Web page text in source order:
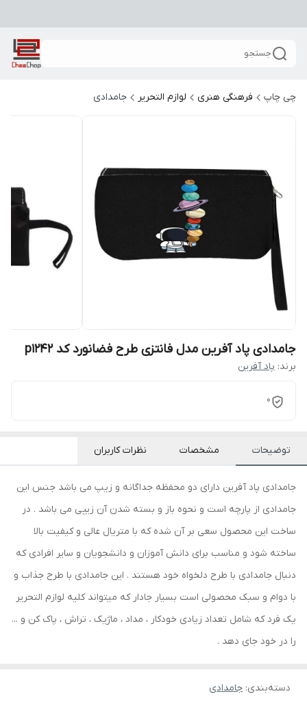
جستجو
چی چاپ فرهنگی هنری لوازم التحریر جامدادی
جامدادی پاد آفرین مدل فانتزی طرح فضانورد کد p1242
برند: پاد آفرین
0
توضیحات مشخصات نظرات کاربران
جامدادی پاد آفرین دارای دو محفظه جداگانه و زیپ می باشد جنس این
جامدادی از پارچه است و نحوه باز و بسته شدن آن زیپی می باشد . در
ساخت این محصول سعی بر آن شده که با متریال عالی و کیفیت بالا
ساخته شود و مناسب برای دانش آموزان و دانشجویان و سایر افرادی که
دنبال جامدادی با طرح دلخواه خود هستند . این جامدادی با طرح جذاب و
با دوام و سبک محصولی است بسیار جادار که میتواند کلیه لوازم التحریر
یک فرد که شامل تعداد زیادی خودکار ، مداد ، ماژیک ، تراش ، پاک کن و ...
را در خود جای دهد .
دسته‌بندی: جامدادی